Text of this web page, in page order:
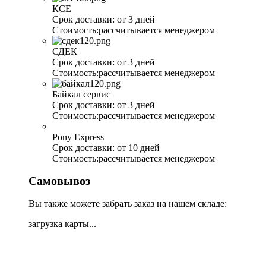
КСЕ
Срок доставки: от 3 дней
Стоимость:рассчитывается менеджером
СДЕК
Срок доставки: от 3 дней
Стоимость:рассчитывается менеджером
Байкал сервис
Срок доставки: от 3 дней
Стоимость:рассчитывается менеджером
Pony Express
Срок доставки: от 10 дней
Стоимость:рассчитывается менеджером
Самовывоз
Вы также можете забрать заказ на нашем складе:
загрузка карты...